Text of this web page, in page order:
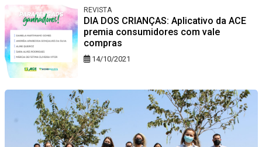
REVISTA
DIA DOS CRIANÇAS: Aplicativo da ACE
premia consumidores com vale
compras
14/10/2021